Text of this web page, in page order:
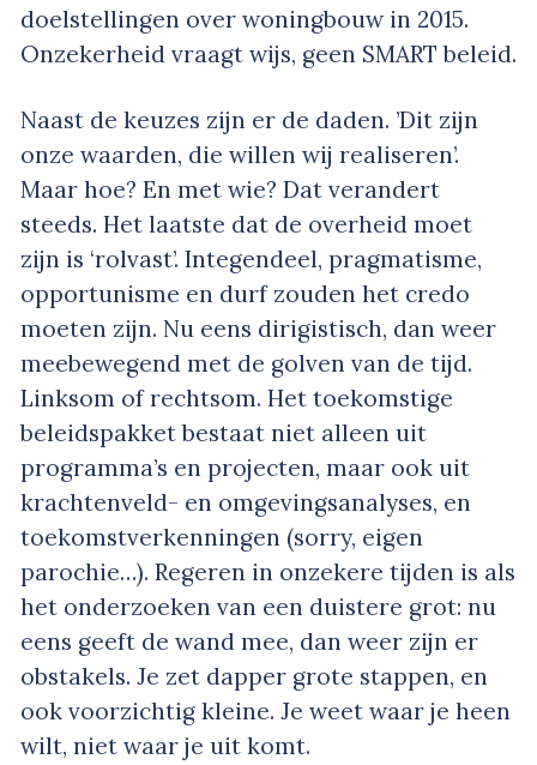
doelstellingen over woningbouw in 2015.
Onzekerheid vraagt wijs, geen SMART beleid.
Naast de keuzes zijn er de daden. ’Dit zijn
onze waarden, die willen wij realiseren’.
Maar hoe? En met wie? Dat verandert
steeds. Het laatste dat de overheid moet
zijn is ‘rolvast’. Integendeel, pragmatisme,
opportunisme en durf zouden het credo
moeten zijn. Nu eens dirigistisch, dan weer
meebewegend met de golven van de tijd.
Linksom of rechtsom. Het toekomstige
beleidspakket bestaat niet alleen uit
programma’s en projecten, maar ook uit
krachtenveld- en omgevingsanalyses, en
toekomstverkenningen (sorry, eigen
parochie…). Regeren in onzekere tijden is als
het onderzoeken van een duistere grot: nu
eens geeft de wand mee, dan weer zijn er
obstakels. Je zet dapper grote stappen, en
ook voorzichtig kleine. Je weet waar je heen
wilt, niet waar je uit komt.